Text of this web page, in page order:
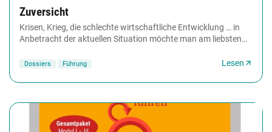
Zuversicht
Krisen, Krieg, die schlechte wirtschaftliche Entwicklung … in
Anbetracht der aktuellen Situation möchte man am liebsten
Dossiers Führung Lesen